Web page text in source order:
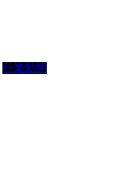
行業動態